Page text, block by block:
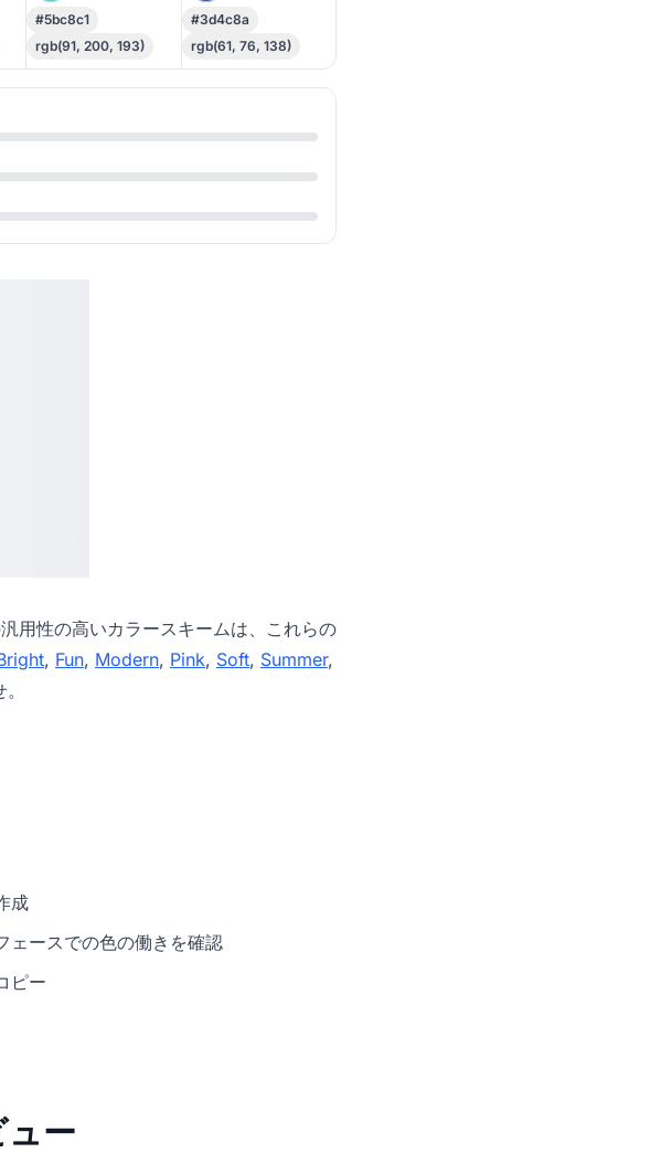
#5bc8c1
rgb(91, 200, 193)
#3d4c8a
rgb(61, 76, 138)
用性の高いカラースキームは、これらの
, Fun, Modern, Pink, Soft, Summer,
成
ェースでの色の働きを確認
ピー
ー